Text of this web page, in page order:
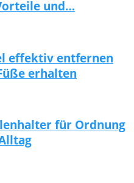
und…
effektiv entfernen
erhalten
für Ordnung